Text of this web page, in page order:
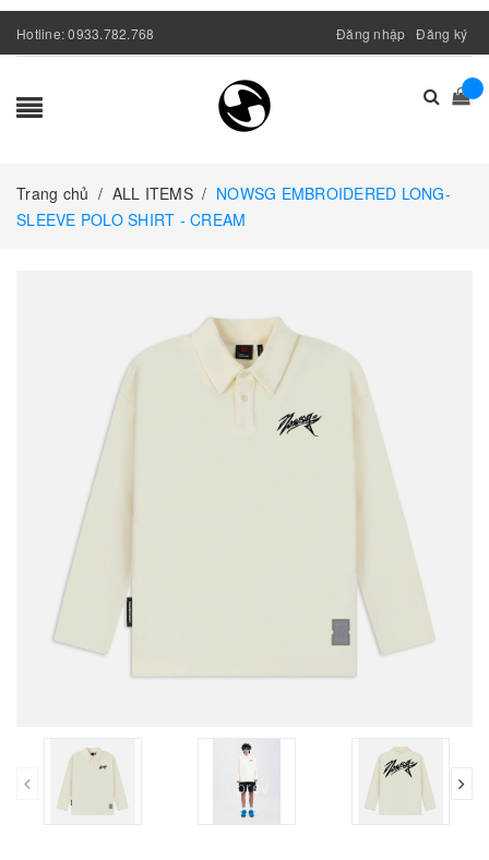
Hotline:0933.782.768 Đăng nhập Đăng ký
Trang chủ / ALL ITEMS / NOWSG EMBROIDERED LONG-
SLEEVE POLO SHIRT - CREAM
prev